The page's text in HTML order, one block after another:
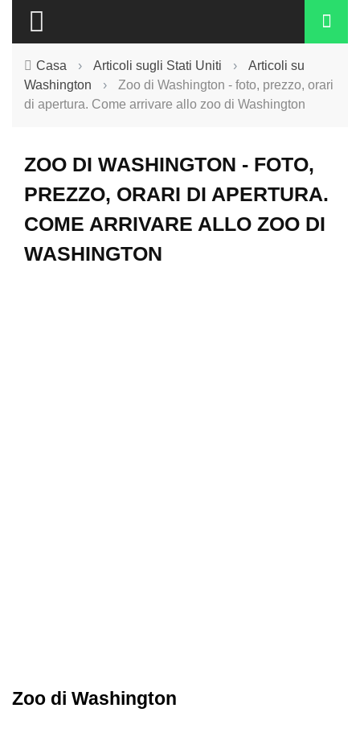
Casa › Articoli sugli Stati Uniti ›
Articoli su
Washington
›
Zoo di Washington - foto, prezzo, orari
di apertura. Come arrivare allo zoo di Washington
ZOO DI WASHINGTON - FOTO,
PREZZO, ORARI DI APERTURA.
COME ARRIVARE ALLO ZOO DI
WASHINGTON
Zoo di Washington